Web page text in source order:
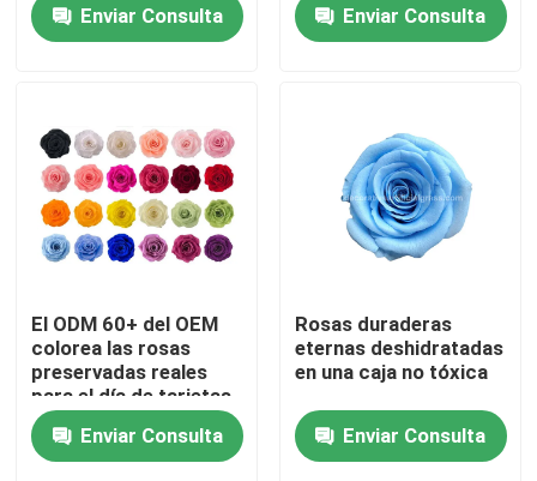
Sobre nosotros
Control de calidad
Contáctenos
Noticias
Casos
Enviar Consulta Enviar Consulta
El ODM 60+ del OEM
colorea las rosas
preservadas reales
para el día de tarjetas
del día de San Valentín
Enviar Consulta
Rosas duraderas
eternas deshidratadas
en una caja no tóxica
Enviar Consulta